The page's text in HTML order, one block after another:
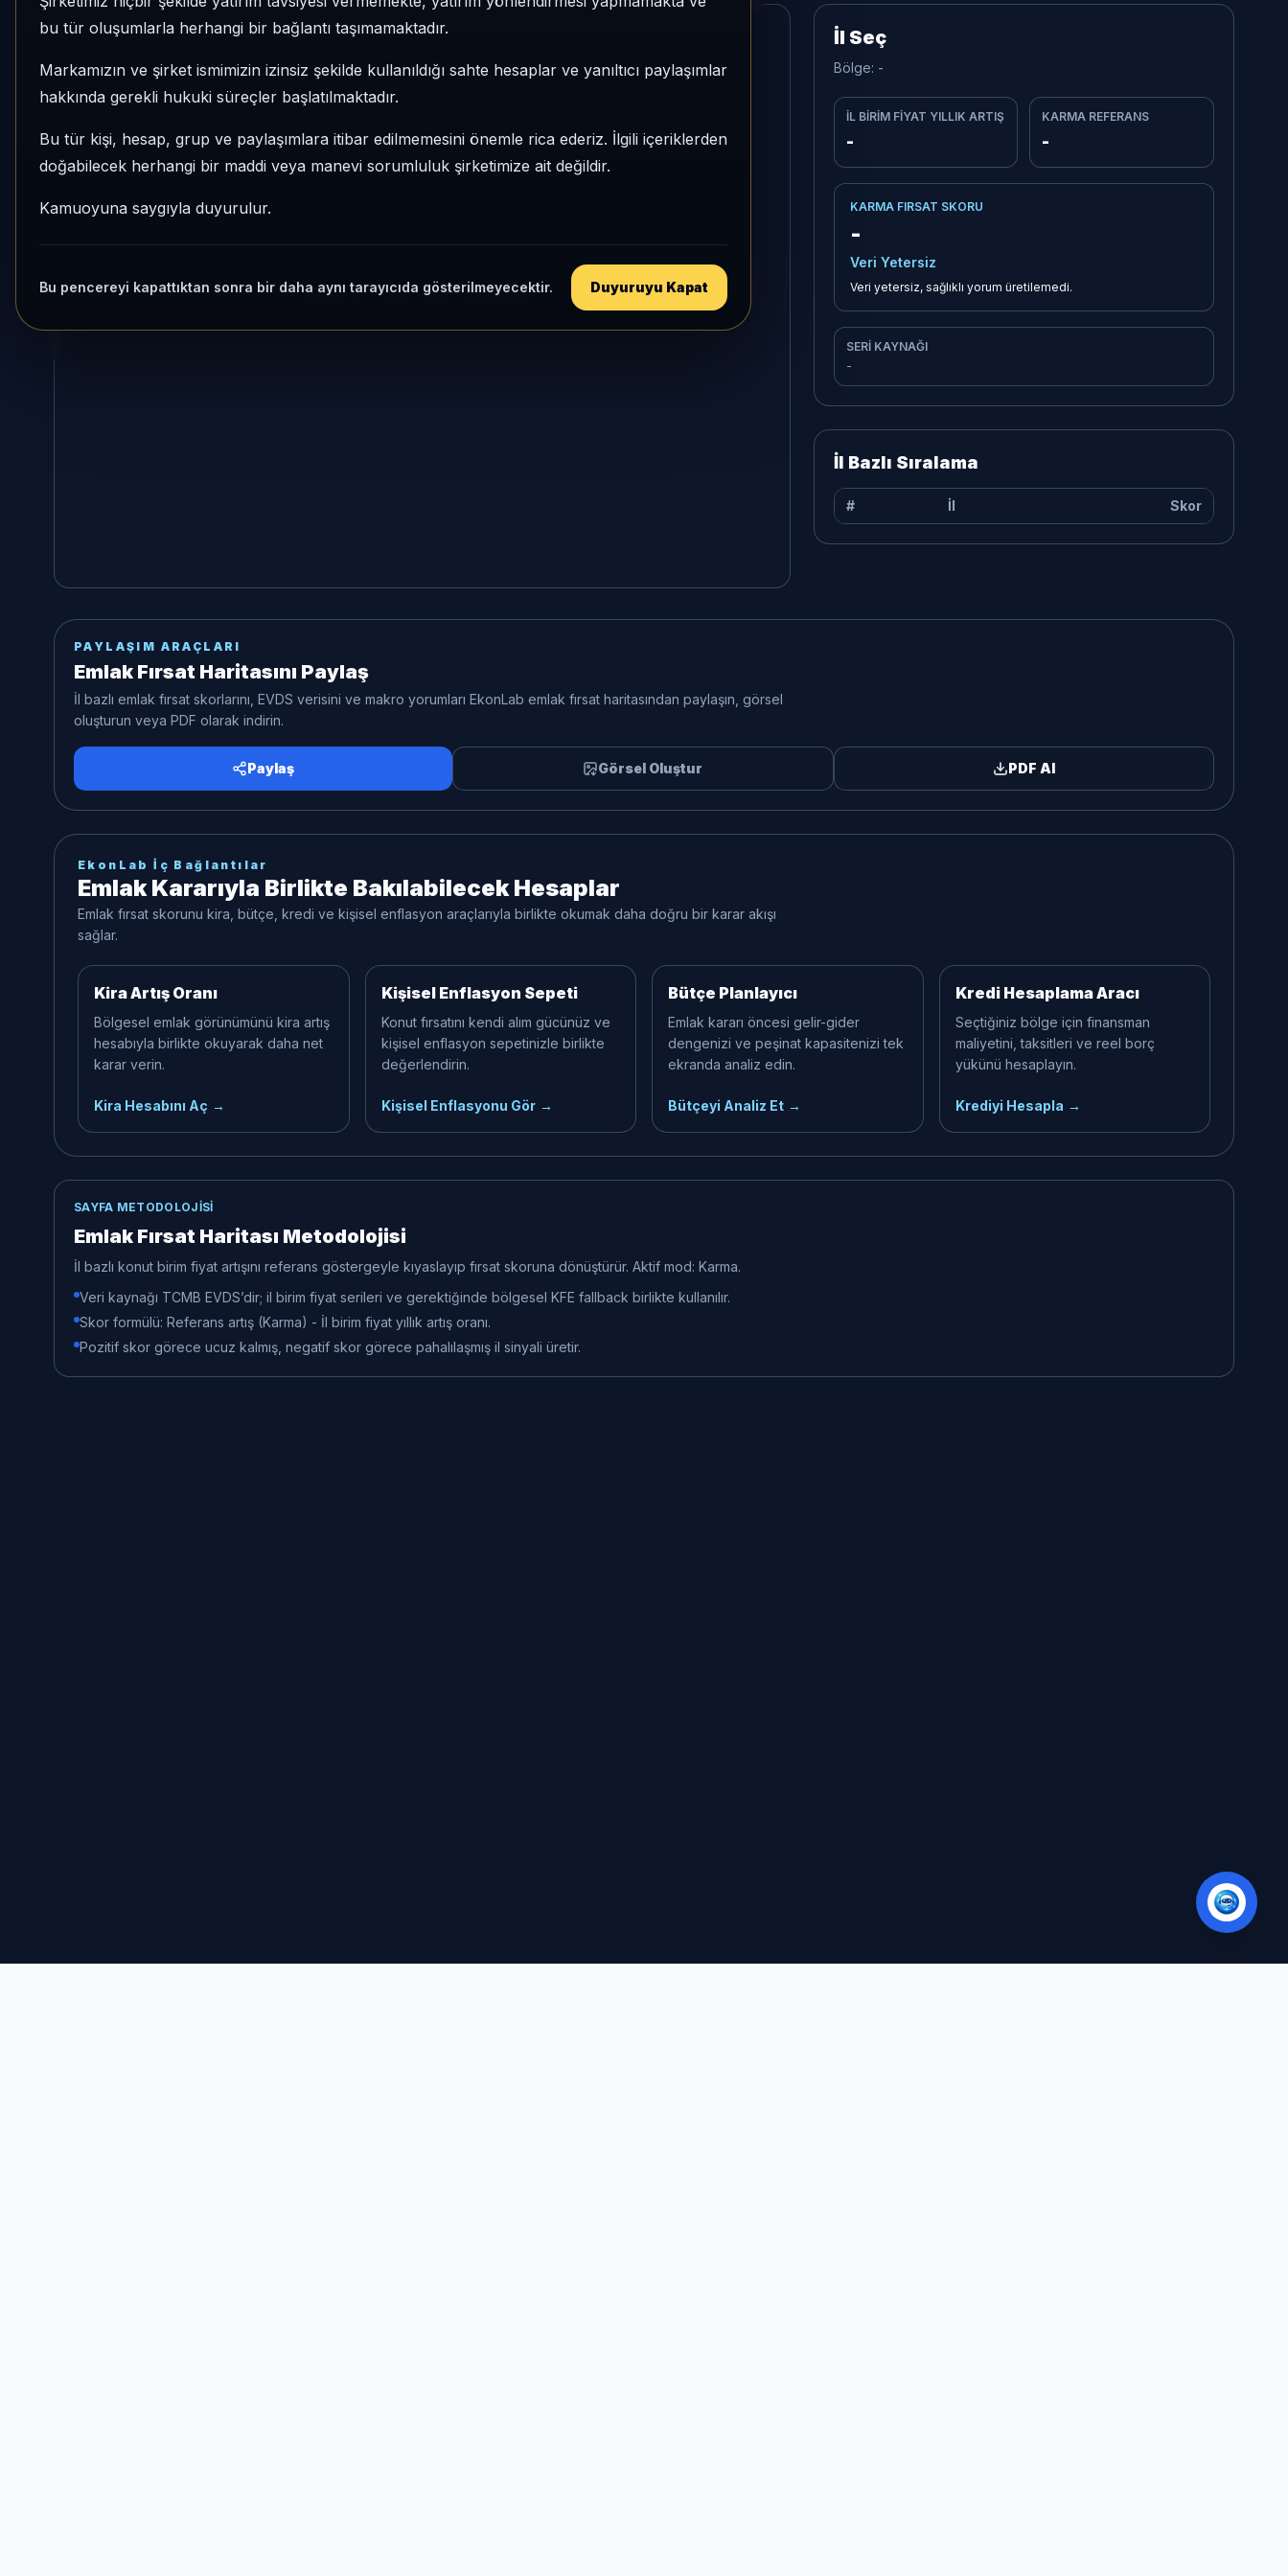
bu tür oluşumlarla herhangi bir bağlantı taşımamaktadır.
Markamızın ve şirket ismimizin izinsiz şekilde kullanıldığı sahte hesaplar ve yanıltıcı paylaşımlar
hakkında gerekli hukuki süreçler başlatılmaktadır.
Bu tür kişi, hesap, grup ve paylaşımlara itibar edilmemesini önemle rica ederiz. İlgili içeriklerden
doğabilecek herhangi bir maddi veya manevi sorumluluk şirketimize ait değildir.
Kamuoyuna saygıyla duyurulur.
Bu pencereyi kapattıktan sonra bir daha aynı tarayıcıda gösterilmeyecektir. Duyuruyu Kapat
Harita ve EVDS verisi yükleniyor...
İl Seç
Bölge: -
İL BIRIM FIYAT YILLIK ARTIŞ
-
KARMA REFERANS
-
KARMA FIRSAT SKORU
-
Veri Yetersiz
Veri yetersiz, sağlıklı yorum üretilemedi.
SERI KAYNAĞI
-
İl Bazlı Sıralama
# İl Skor
PAYLAŞIM ARAÇLARI
Emlak Fırsat Haritasını Paylaş
İl bazlı emlak fırsat skorlarını, EVDS verisini ve makro yorumları EkonLab emlak fırsat haritasından paylaşın, görsel
oluşturun veya PDF olarak indirin.
Paylaş Görsel Oluştur PDF Al
EkonLab İç Bağlantılar
Emlak Kararıyla Birlikte Bakılabilecek Hesaplar
Emlak fırsat skorunu kira, bütçe, kredi ve kişisel enflasyon araçlarıyla birlikte okumak daha doğru bir karar akışı
sağlar.
Kira Artış Oranı
Bölgesel emlak görünümünü kira artış
hesabıyla birlikte okuyarak daha net
karar verin.
Kira Hesabını Aç →
Kişisel Enflasyon Sepeti
Konut fırsatını kendi alım gücünüz ve
kişisel enflasyon sepetinizle birlikte
değerlendirin.
Kişisel Enflasyonu Gör →
Bütçe Planlayıcı
Emlak kararı öncesi gelir-gider
dengenizi ve peşinat kapasitenizi tek
ekranda analiz edin.
Bütçeyi Analiz Et →
Kredi Hesaplama Aracı
Seçtiğiniz bölge için finansman
maliyetini, taksitleri ve reel borç
yükünü hesaplayın.
Krediyi Hesapla →
SAYFA METODOLOJISI
Emlak Fırsat Haritası Metodolojisi
İl bazlı konut birim fiyat artışını referans göstergeyle kıyaslayıp fırsat skoruna dönüştürür. Aktif mod: Karma.
Veri kaynağı TCMB EVDS’dir; il birim fiyat serileri ve gerektiğinde bölgesel KFE fallback birlikte kullanılır.
Skor formülü: Referans artış (Karma) - İl birim fiyat yıllık artış oranı.
Pozitif skor görece ucuz kalmış, negatif skor görece pahalılaşmış il sinyali üretir.